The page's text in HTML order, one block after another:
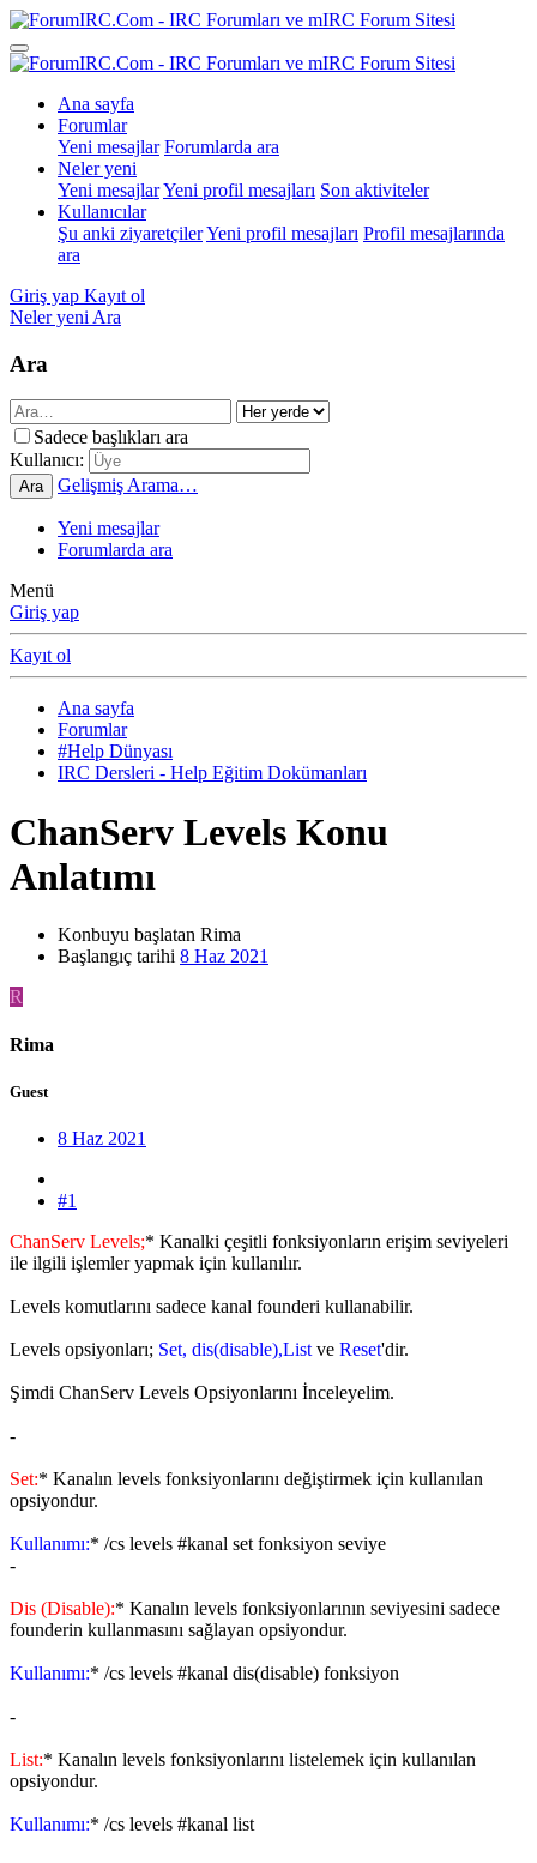
Ana sayfa
Forumlar
Yeni mesajlar Forumlarda ara
Neler yeni
Yeni mesajlarYeni profil mesajları Son aktiviteler
Kullanıcılar
Şu anki ziyaretçilerYeni profil mesajları Profil mesajlarında
ara
Giriş yap Kayıt ol
Neler yeni Ara
Ara
Sadece başlıkları ara
Kullanıcı:
Ara Gelişmiş Arama…
Yeni mesajlar
Forumlarda ara
Menü
Giriş yap
Kayıt ol
Ana sayfa
Forumlar
#Help Dünyası
IRC Dersleri - Help Eğitim Dokümanları
ChanServ Levels Konu
Anlatımı
Konbuyu başlatan Rima
Başlangıç tarihi 8 Haz 2021
R
Rima
Guest
8 Haz 2021
#1
ChanServ Levels;* Kanalki çeşitli fonksiyonların erişim seviyeleri
ile ilgili işlemler yapmak için kullanılır.
Levels komutlarını sadece kanal founderi kullanabilir.
Levels opsiyonları; Set, dis(disable),List ve Reset'dir.
Şimdi ChanServ Levels Opsiyonlarını İnceleyelim.
-
Set:* Kanalın levels fonksiyonlarını değiştirmek için kullanılan
opsiyondur.
Kullanımı:* /cs levels #kanal set fonksiyon seviye
-
Dis (Disable):* Kanalın levels fonksiyonlarının seviyesini sadece
founderin kullanmasını sağlayan opsiyondur.
Kullanımı:* /cs levels #kanal dis(disable) fonksiyon
-
List:* Kanalın levels fonksiyonlarını listelemek için kullanılan
opsiyondur.
Kullanımı:* /cs levels #kanal list